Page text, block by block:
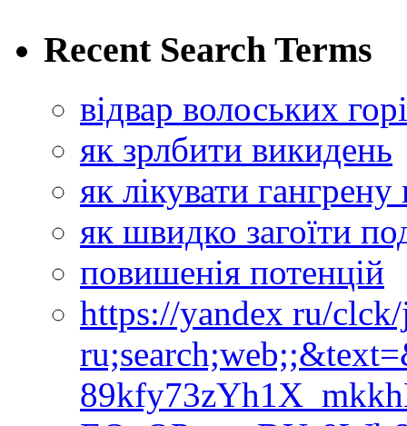
Recent Search Terms
відвар волоських
як зрлбити викидень
як лікувати
як швидко загоїти
повишенія потенцій
https://yandex ru/